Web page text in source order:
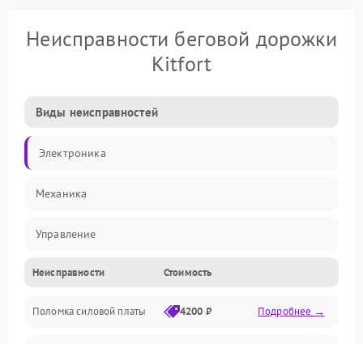
Неисправности беговой дорожки
Kitfort
Виды неисправностей
Электроника
Механика
Управление
Электропитание
Электрика
Неисправности Стоимость
Поломка силовой платы 4200 ₽ Подробнее →